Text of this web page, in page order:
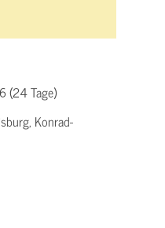
(24 Tage)
Konrad-